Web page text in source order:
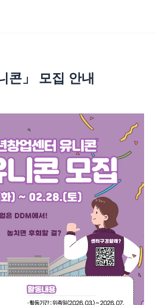
콘」 모집 안내